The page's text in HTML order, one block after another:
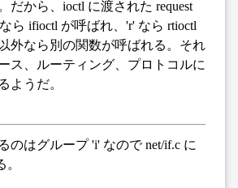
だから、ioctl に渡された request
ら ifioctl が呼ばれ、'r' なら rtioctl
外なら別の関数が呼ばれる。それ
ス、ルーティング、プロトコルに
ようだ。
のはグループ 'i' なので net/if.c に